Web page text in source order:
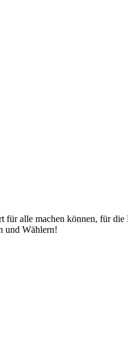
alle machen können, für
und Wählern!